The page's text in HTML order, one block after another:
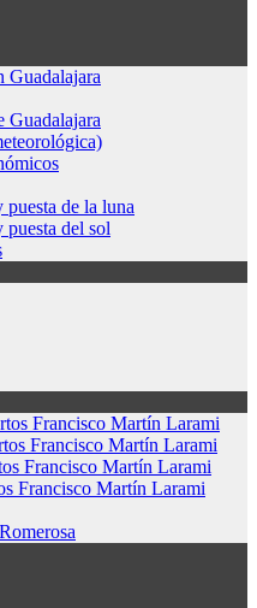
Guadalajara
Guadalajara
puesta de la luna
puesta del sol
Francisco Martín Larami
Francisco Martín Larami
Francisco Martín Larami
Francisco Martín Larami